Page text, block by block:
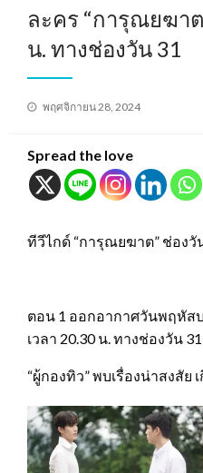
ละคร “การุณยฆา
น. ทางช่องวัน 31
Posted
พฤศจิกายน 28, 2024
Spread the love
ทีวีไกด์ “การุณยฆาต” ช่องวั
ตอน 1 ออกอากาศวันพฤหัส
เวลา 20.30 น. ทางช่องวัน 31
“ผู้กองทิว” พบเรื่องน่าสงสัย